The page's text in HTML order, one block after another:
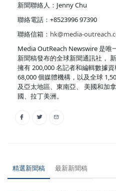
新聞聯絡人：Jenny Chu
聯絡電話：+8523996 97390
聯絡信箱： hk@media-
Media OutReach Newswire 是唯
新聞稿發布的全球新聞通訊社，
擁有 200,000 名記者和編輯數據資
68,000 個媒體機構，以及全球
及亞太地區、東南亞、 美國和加
國、拉丁美洲。
精選新聞稿 最新新聞稿